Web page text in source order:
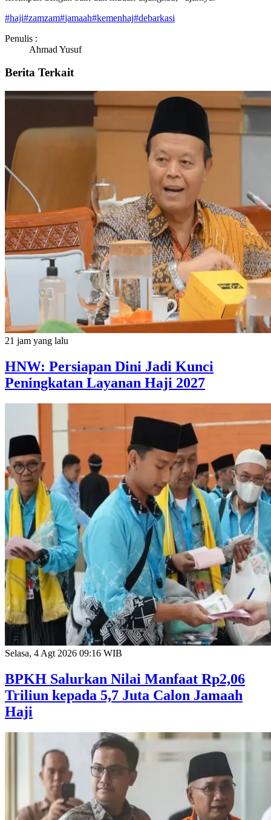
#haji#zamzam#jamaah#kemenhaj#debarkasi
Penulis :
Ahmad Yusuf
Berita Terkait
21 jam yang lalu
HNW: Persiapan Dini Jadi Kunci
Peningkatan Layanan Haji 2027
Selasa, 4 Agt 2026 09:16 WIB
BPKH Salurkan Nilai Manfaat Rp2,06
Triliun kepada 5,7 Juta Calon Jamaah
Haji